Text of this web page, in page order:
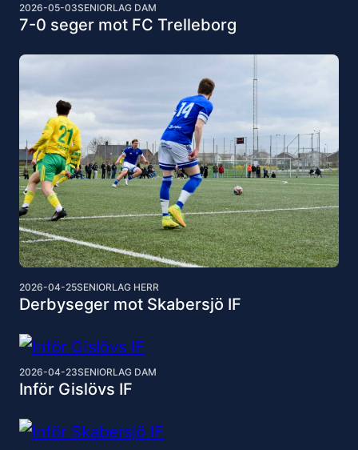
2026-05-03SENIORLAG DAM
7-0 seger mot FC Trelleborg
2026-04-25SENIORLAG HERR
Derbyseger mot Skabersjö IF
2026-04-23SENIORLAG DAM
Inför Gislövs IF